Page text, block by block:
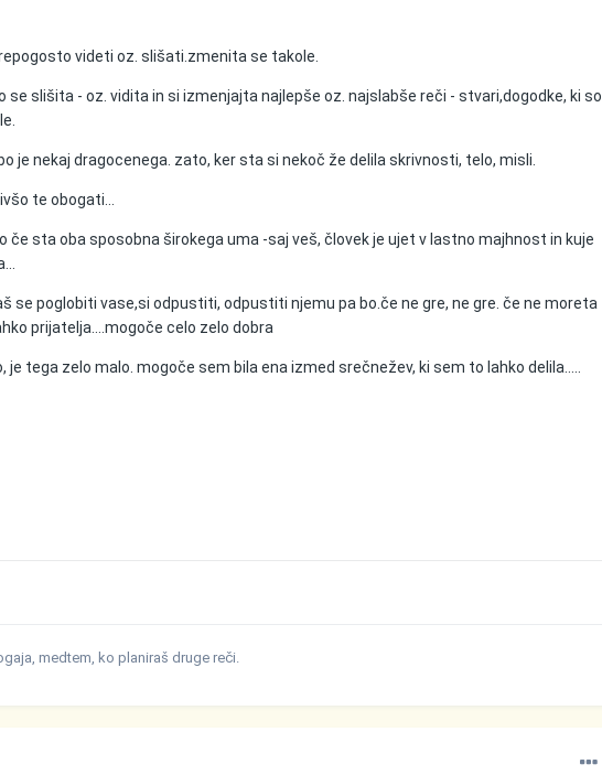
videti oz. slišati.zmenita se takole.
se slišita - oz. vidita in si izmenjajta najlepše oz. najslabše reči - stvari,dogodke, ki so
je nekaj dragocenega. zato, ker sta si nekoč že delila skrivnosti, telo, misli.
te obogati...
če sta oba sposobna širokega uma -saj veš, človek je ujet v lastno majhnost in kuje
se poglobiti vase,si odpustiti, odpustiti njemu pa bo.če ne gre, ne gre. če ne moreta
prijatelja....mogoče celo zelo dobra
je tega zelo malo. mogoče sem bila ena izmed srečnežev, ki sem to lahko delila.....
medtem, ko planiraš druge reči.